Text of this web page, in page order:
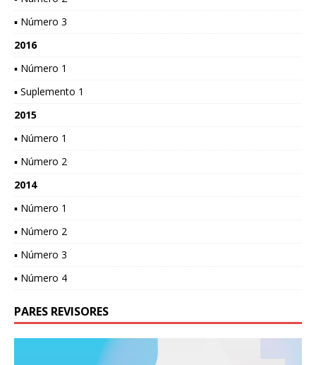
▪ Número 3
2016
▪ Número 1
▪ Suplemento 1
2015
▪ Número 1
▪ Número 2
2014
▪ Número 1
▪ Número 2
▪ Número 3
▪ Número 4
PARES REVISORES